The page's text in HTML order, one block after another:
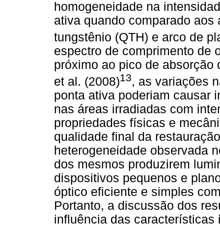
homogeneidade na
ativa quando comparado
tungstênio (QTH) e arco de
espectro de comprimento de
próximo ao pico de absorção
et al. (2008)13, as variações
ponta ativa poderiam causar
nas áreas irradiadas com
propriedades físicas e
qualidade final da
heterogeneidade observada
dos mesmos produzirem
dispositivos pequenos e
óptico eficiente e simples
Portanto, a discussão dos
influência das características